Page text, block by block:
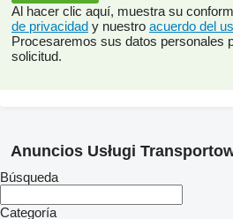
Al hacer clic aquí, muestra su
de privacidad y nuestro acuerdo del
Procesaremos sus datos personales
solicitud.
Anuncios Usługi
Búsqueda
Categoría